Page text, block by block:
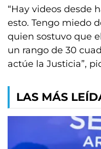
“Hay videos desde
esto. Tengo miedo
quien sostuvo que
un rango de 30
actúe la Justicia”,
LAS MÁS